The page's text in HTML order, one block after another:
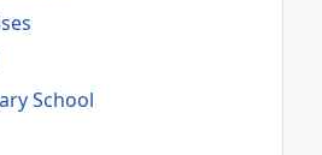
School